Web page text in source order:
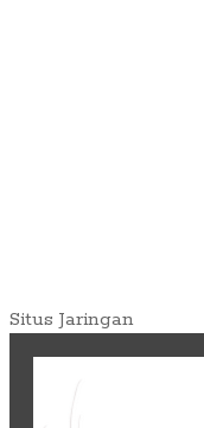
Situs Jaringan